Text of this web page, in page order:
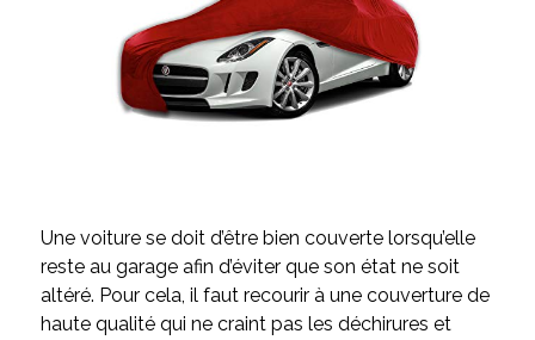
Une voiture se doit d’être bien couverte lorsqu’elle
reste au garage afin d’éviter que son état ne soit
altéré. Pour cela, il faut recourir à une couverture de
haute qualité qui ne craint pas les déchirures et